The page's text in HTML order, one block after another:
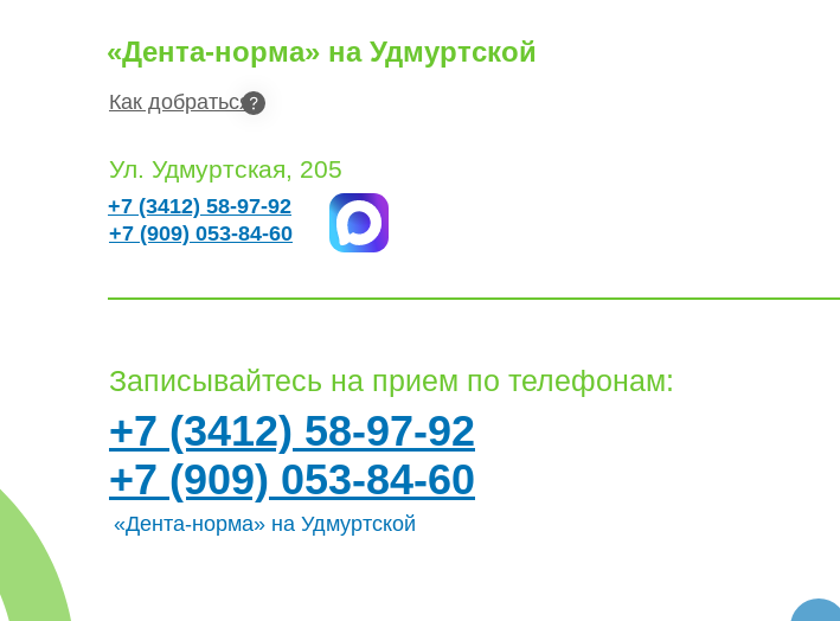
«Дента-норма» на Удмуртской
Ул. Удмуртская, 205
Как добраться
Записывайтесь на прием по телефонам:
+7 (909) 053-84-60
+7 (909) 053-84-60
+7 (3412) 58-97-92
+7 (3412) 58-97-92
«Дента-норма» на Удмуртской